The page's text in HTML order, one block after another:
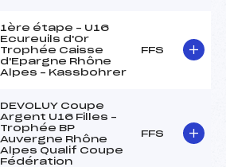
1ère étape – U16
Ecureuils d'Or
Trophée Caisse
d'Epargne Rhône
Alpes – Kassbohrer
FFS
DEVOLUY Coupe
Argent U16 Filles –
Trophée BP
Auvergne Rhône
Alpes Qualif Coupe
Fédération
FFS